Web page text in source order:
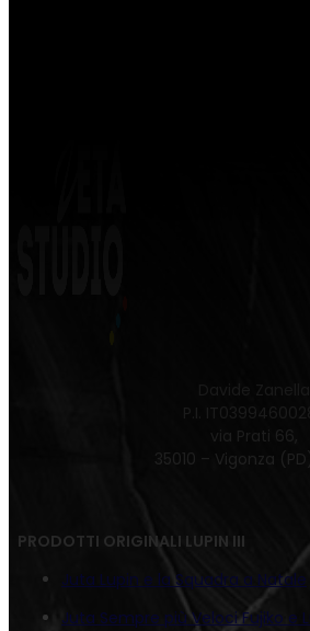
P.I.
via Prati 66,
35010 – Vigonza
PRODOTTI ORIGINALI LUPIN III
Juta Lupin e la Squadra a Natale
Juta Sempre più Veloci Fujiko e